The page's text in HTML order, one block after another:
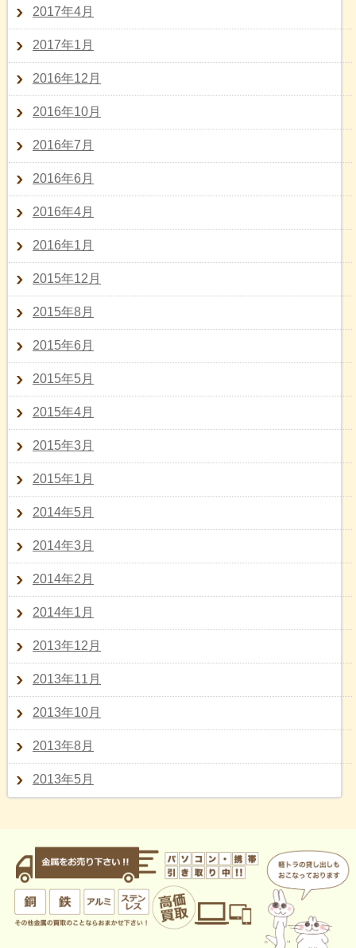
2017年4月
2017年1月
2016年12月
2016年10月
2016年7月
2016年6月
2016年4月
2016年1月
2015年12月
2015年8月
2015年6月
2015年5月
2015年4月
2015年3月
2015年1月
2014年5月
2014年3月
2014年2月
2014年1月
2013年12月
2013年11月
2013年10月
2013年8月
2013年5月